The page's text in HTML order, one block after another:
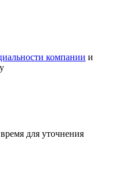
компании и
для уточнения